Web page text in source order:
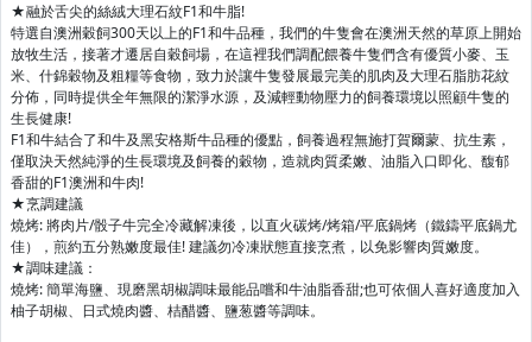
★融於舌尖的絲絨大理石紋F1和牛脂!
特選自澳洲穀飼300天以上的F1和牛品種，我們的牛隻會在澳洲天然的草原上開始
放牧生活，接著才遷居自穀飼場，在這裡我們調配餵養牛隻們含有優質小麥、玉
米、什錦穀物及粗糧等食物，致力於讓牛隻發展最完美的肌肉及大理石脂肪花紋
分佈，同時提供全年無限的潔淨水源，及減輕動物壓力的飼養環境以照顧牛隻的
生長健康!
F1和牛結合了和牛及黑安格斯牛品種的優點，飼養過程無施打賀爾蒙、抗生素，
僅取決天然純淨的生長環境及飼養的穀物，造就肉質柔嫩、油脂入口即化、馥郁
香甜的F1澳洲和牛肉!
★烹調建議
燒烤: 將肉片/骰子牛完全冷藏解凍後，以直火碳烤/烤箱/平底鍋烤（鐵鑄平底鍋尤
佳），煎約五分熟嫩度最佳! 建議勿冷凍狀態直接烹煮，以免影響肉質嫩度。
★調味建議：
燒烤: 簡單海鹽、現磨黑胡椒調味最能品嚐和牛油脂香甜;也可依個人喜好適度加入
柚子胡椒、日式燒肉醬、桔醋醬、鹽葱醬等調味。